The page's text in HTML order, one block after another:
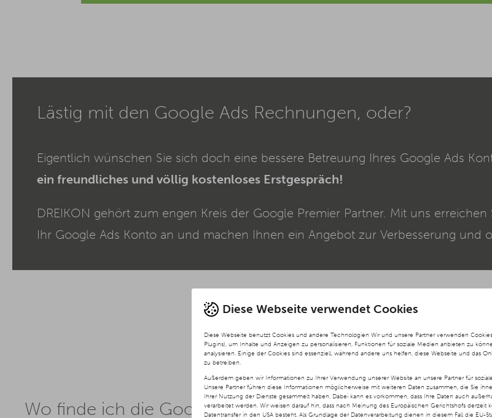
Diese Webseite verwendet Cookies
Diese Webseite benutzt Cookies und andere Technologien Wir und unsere Partner verwenden
Plugins), um Inhalte und Anzeigen zu personalisieren, Funktionen für soziale Medien anbieten zu
analysieren. Einige der Cookies sind essenziell, während andere uns helfen, diese Webseite und das
zu betreiben.
Außerdem geben wir Informationen zu Ihrer Verwendung unserer Website an unsere Partner für
Unsere Partner führen diese Informationen möglicherweise mit weiteren Daten zusammen, die Sie
Ihrer Nutzung der Dienste gesammelt haben. Dabei kann es vorkommen, dass Ihre Daten auch
verarbeitet werden. Wir weisen darauf hin, dass nach Meinung des Europäischen Gerichtshofs derzeit
Datentransfer in den USA besteht. Als Grundlage der Datenverarbeitung dienen in diesem Fall die EU-
Lästig mit den Google Ads Rechnungen, oder?
Eigentlich wünschen Sie sich doch eine bessere Betreuung Ihres Google Ads
ein freundliches und völlig kostenloses Erstgespräch!
DREIKON gehört zum engen Kreis der Google Premier Partner. Mit uns
Ihr Google Ads Konto an und machen Ihnen ein Angebot zur Verbesserung und
Wo finde ich die Google AdWords Rechnung?